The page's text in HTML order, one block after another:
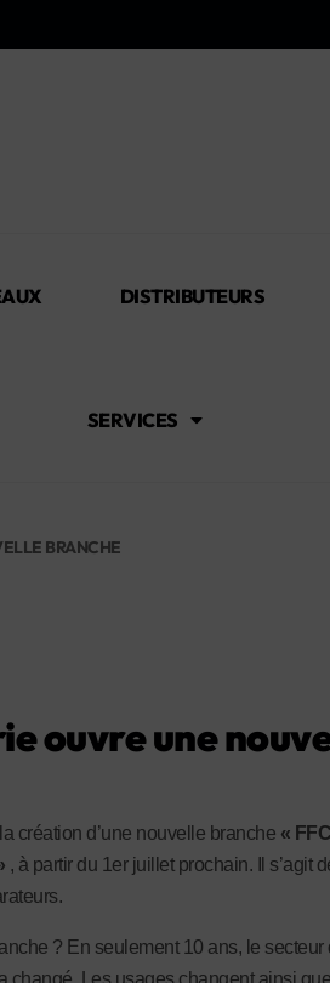
DISTRIBUTEURS
SERVICES
BRANCHE
ouvre une
création d’une nouvelle branche «
, à partir du 1er juillet prochain. Il s’agit
? En seulement 10 ans, le secteur
changé. Les usages changent ainsi